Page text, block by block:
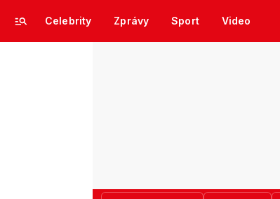
Celebrity Zprávy Sport Video